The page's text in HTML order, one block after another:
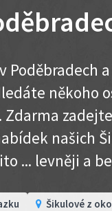
někoho
našich
... levněji a
Šikulové z